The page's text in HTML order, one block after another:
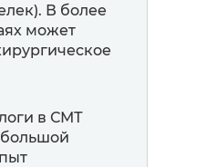
В более
может
в СМТ